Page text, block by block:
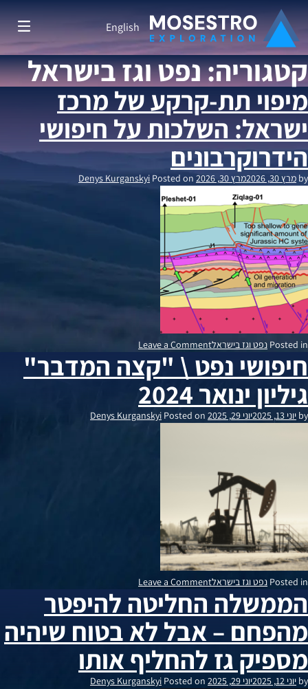
שפרה צפון
שפרה מערב
מפות סטרוקטורליות
English
קטגוריה:נפט וגז בישראל
מיפוי תת-קרקע של מרכז
ישראל: השלכות על חיפושי
הידרוקרבונים
Posted on מרץ 30, 2026 מרץ 30, 2026 by
Denys Kurganskyi
Posted in נפט וגז בישראלLeave a Comment
מיפוי
תת-קרקע
ישראל:
חיפושי נפט \ "קצה המדבר"
גיליון ינואר 2024
Posted on יוני 13, 2025 יוני 29, 2025 by
Denys Kurganskyi
Posted in נפט וגז בישראלLeave a Comment
חיפושי
נפט
\
"קצה
המדבר"
גיליון
ינואר
הממשלה החליטה להיפטר
מהפחם – אבל לא בטוח שיהיה
מספיק גז להחליף אותו
Posted on יוני 12, 2025 יוני 29, 2025 by
Denys Kurganskyi